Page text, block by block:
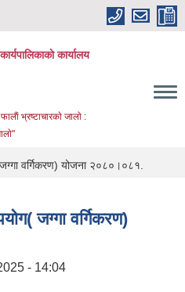
कार्यालय
भ्रष्टाचारकाे जालाे :
वर्गिकरण) योजना २०८०।०८१.
जग्गा वर्गिकरण)
- 14:04